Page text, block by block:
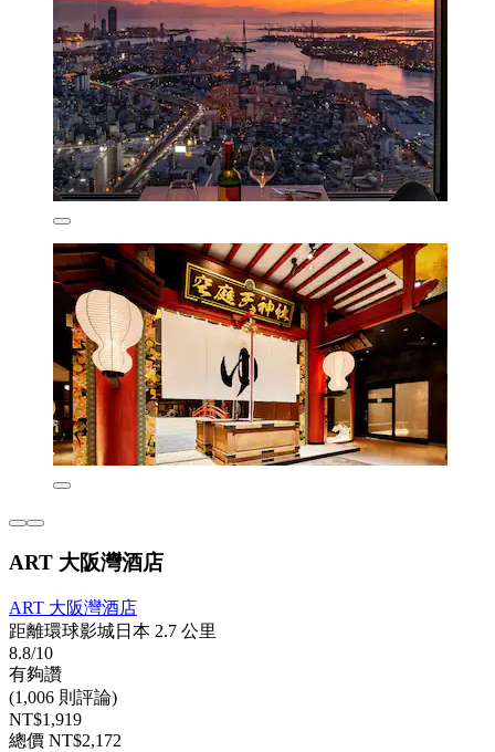
ART 大阪灣酒店
ART 大阪灣酒店
距離環球影城日本 2.7 公里
8.8/10
有夠讚
(1,006 則評論)
NT$1,919
總價 NT$2,172